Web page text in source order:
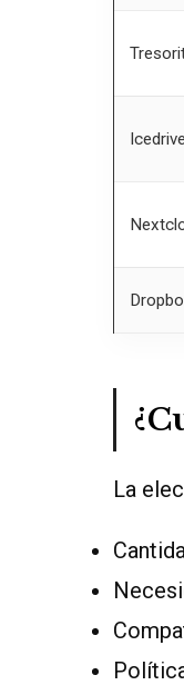
Icedrive
La